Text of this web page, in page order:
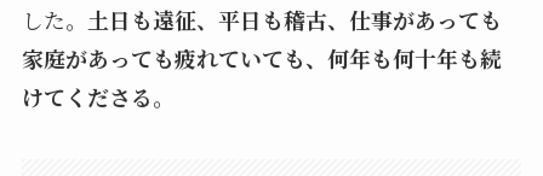
した。 土日も遠征、平日も稽古、仕事があっても
家庭があっても疲れていても、何年も何十年も続
けてくださる。